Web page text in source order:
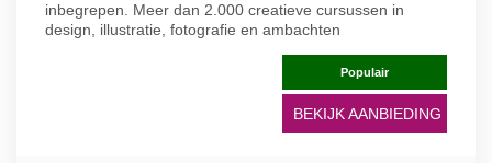
inbegrepen. Meer dan 2.000 creatieve cursussen in
design, illustratie, fotografie en ambachten
Populair
BEKIJK AANBIEDING